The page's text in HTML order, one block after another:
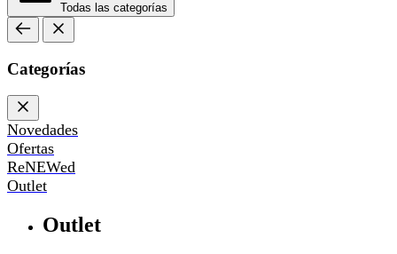
Todas las categorías
Categorías
Novedades
Ofertas
ReNEWed
Outlet
Outlet